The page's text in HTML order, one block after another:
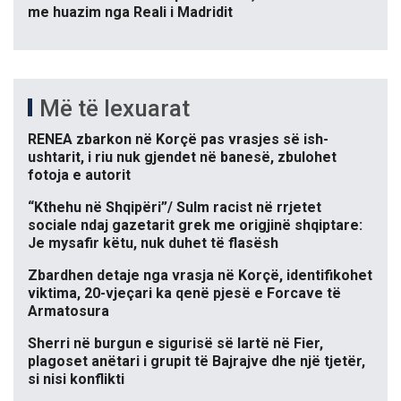
me huazim nga Reali i Madridit
Më të lexuarat
RENEA zbarkon në Korçë pas vrasjes së ish-
ushtarit, i riu nuk gjendet në banesë, zbulohet
fotoja e autorit
“Kthehu në Shqipëri”/ Sulm racist në rrjetet
sociale ndaj gazetarit grek me origjinë shqiptare:
Je mysafir këtu, nuk duhet të flasësh
Zbardhen detaje nga vrasja në Korçë, identifikohet
viktima, 20-vjeçari ka qenë pjesë e Forcave të
Armatosura
Sherri në burgun e sigurisë së lartë në Fier,
plagoset anëtari i grupit të Bajrajve dhe një tjetër,
si nisi konflikti